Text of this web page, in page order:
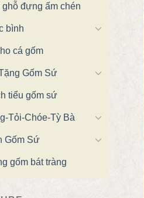
ghỗ đựng ấm chén
bình
cá gốm
Gốm Sứ
tiểu gốm sứ
Tỏi-Chóe-Tỳ Bà
Gốm Sứ
gốm bát tràng